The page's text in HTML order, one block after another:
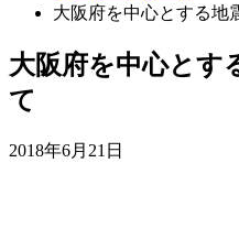
大阪府を中心とする地
大阪府を中心とす
て
2018年6月21日